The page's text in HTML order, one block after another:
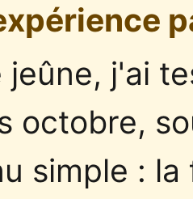
jeûne, j'ai
octobre,
simple :